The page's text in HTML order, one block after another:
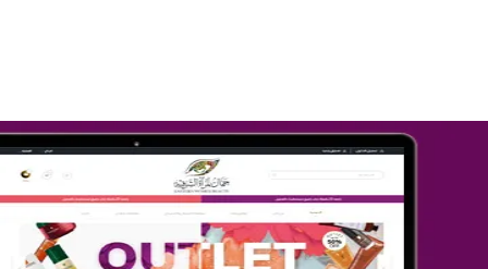
تصميم متجر جمال المرأة الشرقية